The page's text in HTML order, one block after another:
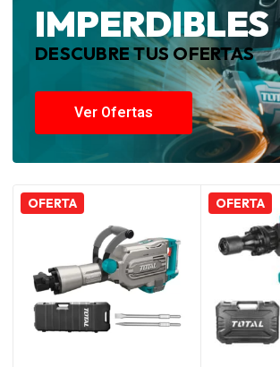
IMPERDIBLES
DESCUBRE TUS OFERTAS
Ver Ofertas
OFERTA OFERTA